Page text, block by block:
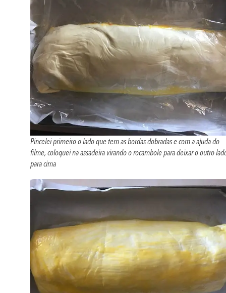
Pincelei primeiro o lado que tem as bordas dobradas e com a ajuda do
filme, coloquei na assadeira virando o rocambole para deixar o outro
para cima